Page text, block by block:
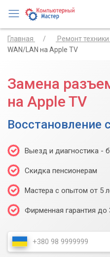
Главная Ремонт
WAN/LAN на Apple TV
Замена
на Apple TV
Восстановление
Выезд и диагностика -
Скидка пенсионерам
Мастера с опытом от 5
Фирменная гарантия до